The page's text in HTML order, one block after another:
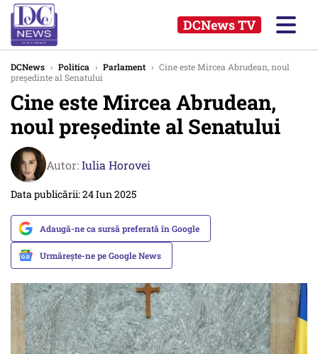
DCNews TV
DCNews › Politica › Parlament › Cine este Mircea Abrudean, noul
președinte al Senatului
Cine este Mircea Abrudean,
noul președinte al Senatului
Autor:Iulia Horovei
Data publicării: 24 Iun 2025
Adaugă-ne ca sursă preferată în Google
Urmărește-ne pe Google News